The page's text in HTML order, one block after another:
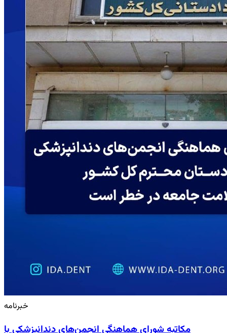
خبرنامه
مکاتبه شورای هماهنگی انجمن‌های دندانپزشکی با